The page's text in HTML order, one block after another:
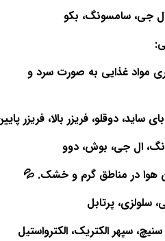
جی، سامسونگ، بکو
مواد غذایی به صورت سرد و
ساید، دوقلو، فریزر بالا، فریزر
ال جی، بوش، دوو
هوا در مناطق گرم و خشک. 💦
سلولزی، پرتابل
سپهر الکتریک، الکترواستیل